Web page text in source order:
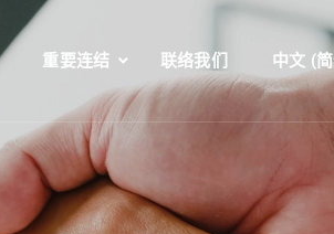
重要连结 联络我们 中文 (